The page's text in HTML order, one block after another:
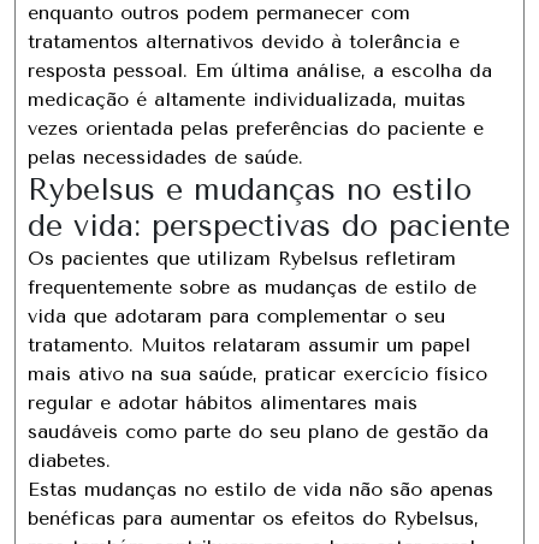
enquanto outros podem permanecer com
tratamentos alternativos devido à tolerância e
resposta pessoal. Em última análise, a escolha da
medicação é altamente individualizada, muitas
vezes orientada pelas preferências do paciente e
pelas necessidades de saúde.
Rybelsus e mudanças no estilo
de vida: perspectivas do paciente
Os pacientes que utilizam Rybelsus refletiram
frequentemente sobre as mudanças de estilo de
vida que adotaram para complementar o seu
tratamento. Muitos relataram assumir um papel
mais ativo na sua saúde, praticar exercício físico
regular e adotar hábitos alimentares mais
saudáveis ​​​​como parte do seu plano de gestão da
diabetes.
Estas mudanças no estilo de vida não são apenas
benéficas para aumentar os efeitos do Rybelsus,